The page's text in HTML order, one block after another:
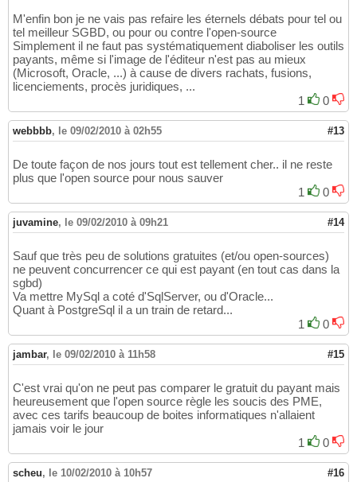
M'enfin bon je ne vais pas refaire les éternels débats pour tel ou
tel meilleur SGBD, ou pour ou contre l'open-source
Simplement il ne faut pas systématiquement diaboliser les outils
payants, même si l'image de l'éditeur n'est pas au mieux
(Microsoft, Oracle, ...) à cause de divers rachats, fusions,
licenciements, procès juridiques, ...
1
0
webbbb, le 09/02/2010 à 02h55 #13
De toute façon de nos jours tout est tellement cher.. il ne reste
plus que l'open source pour nous sauver
1
0
juvamine, le 09/02/2010 à 09h21 #14
Sauf que très peu de solutions gratuites (et/ou open-sources)
ne peuvent concurrencer ce qui est payant (en tout cas dans la
sgbd)
Va mettre MySql a coté d'SqlServer, ou d'Oracle...
Quant à PostgreSql il a un train de retard...
1
0
jambar, le 09/02/2010 à 11h58 #15
C'est vrai qu'on ne peut pas comparer le gratuit du payant mais
heureusement que l'open source règle les soucis des PME,
avec ces tarifs beaucoup de boites informatiques n'allaient
jamais voir le jour
1
0
scheu, le 10/02/2010 à 10h57 #16